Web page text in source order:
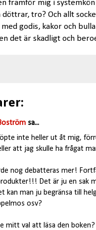
framför mig i
döttrar, tro? Och allt
med godis, kakor och
det är skadligt och
sa...
inte heller ut åt mig,
att jag skulle ha frågat
nog debatteras mer!
Det är ju en sak
kan man ju begränsa till
osv?
mitt val att läsa den